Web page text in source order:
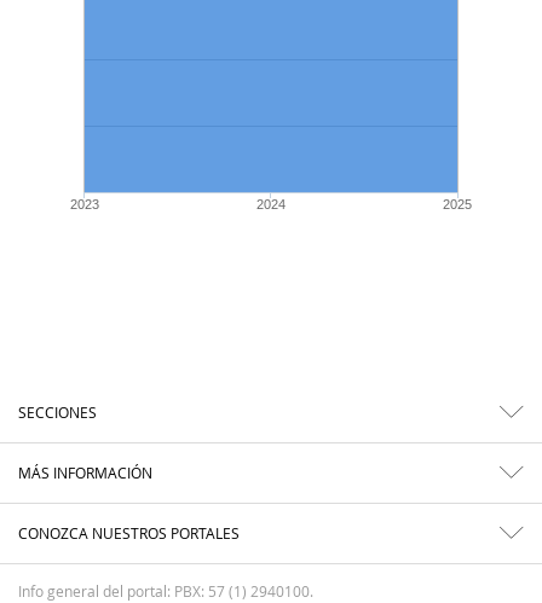
2023 2024 2025
SECCIONES
MÁS INFORMACIÓN
CONOZCA NUESTROS PORTALES
Info general del portal: PBX: 57 (1) 2940100.